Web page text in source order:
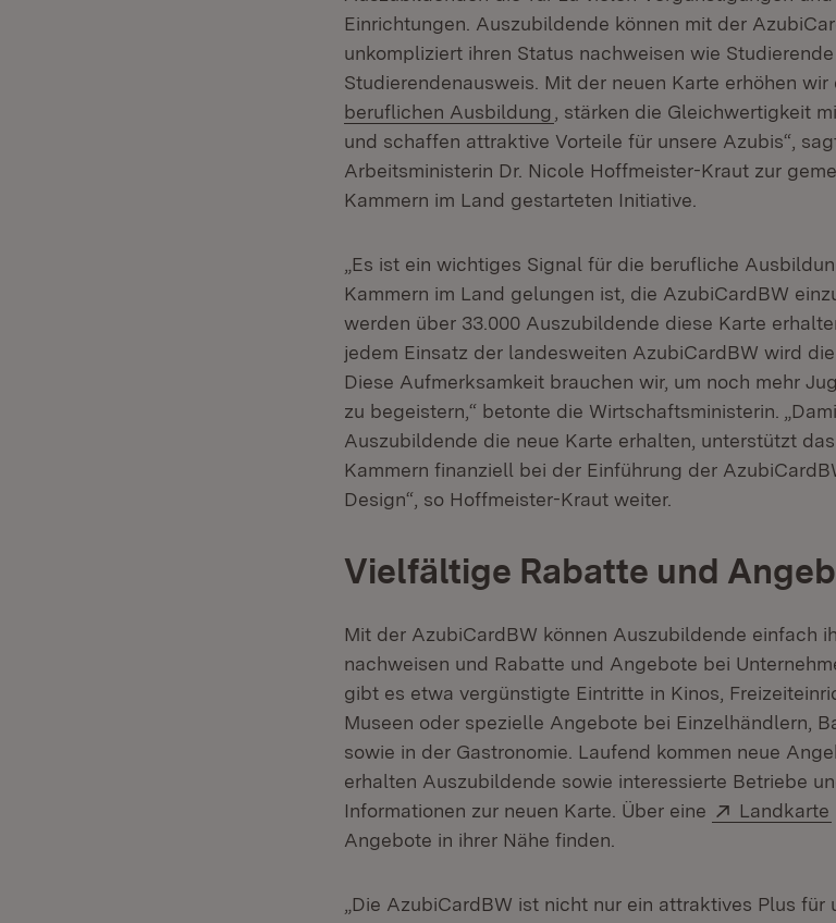
Einrichtungen. Auszubildende können mit der
unkompliziert ihren Status nachweisen wie
Studierendenausweis. Mit der neuen Karte erhöhen
beruflichen Ausbildung (Öffnet in neuem Fenster)
, stärken die Gleichwertigkeit
und schaffen attraktive Vorteile für unsere Azubis“,
Arbeitsministerin Dr. Nicole Hoffmeister-Kraut zur
Kammern im Land gestarteten Initiative.
„Es ist ein wichtiges Signal für die berufliche
Kammern im Land gelungen ist, die AzubiCardBW
werden über 33.000 Auszubildende diese Karte
jedem Einsatz der landesweiten AzubiCardBW wird
Diese Aufmerksamkeit brauchen wir, um noch mehr
zu begeistern,“ betonte die Wirtschaftsministerin.
Auszubildende die neue Karte erhalten, unterstützt
Kammern finanziell bei der Einführung der
Design“, so Hoffmeister-Kraut weiter.
Vielfältige Rabatte und
Mit der AzubiCardBW können Auszubildende einfach
nachweisen und Rabatte und Angebote bei
gibt es etwa vergünstigte Eintritte in Kinos,
Museen oder spezielle Angebote bei Einzelhändlern,
sowie in der Gastronomie. Laufend kommen neue
erhalten Auszubildende sowie interessierte Betriebe
Informationen zur neuen Karte. Über eine
Extern:
Landkarte
Angebote in ihrer Nähe finden.
„Die AzubiCardBW ist nicht nur ein attraktives Plus